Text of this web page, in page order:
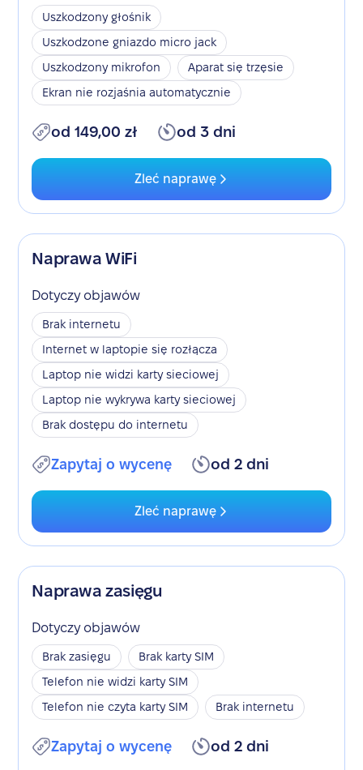
Uszkodzony głośnik
Uszkodzone gniazdo micro jack
Uszkodzony mikrofon
Aparat się trzęsie
Ekran nie rozjaśnia automatycznie
od 149,00 zł od 3 dni
Zleć naprawę
Naprawa WiFi
Dotyczy objawów
Brak internetu
Internet w laptopie się rozłącza
Laptop nie widzi karty sieciowej
Laptop nie wykrywa karty sieciowej
Brak dostępu do internetu
Zapytaj o wycenę od 2 dni
Zleć naprawę
Naprawa zasięgu
Dotyczy objawów
Brak zasięgu
Brak karty SIM
Telefon nie widzi karty SIM
Telefon nie czyta karty SIM
Brak internetu
Zapytaj o wycenę od 2 dni